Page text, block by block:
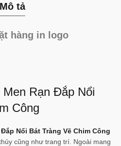
Mô tả
hàng in logo
Rạn Đắp Nổi
Công
Nổi Bát Tràng Vẽ Chim Công
cũng như trang trí. Ngoài mang